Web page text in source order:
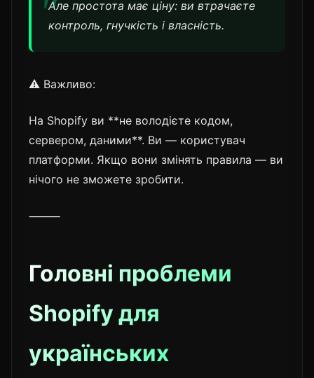
Але простота має ціну: ви втрачаєте
контроль, гнучкість і власність.
⚠️ Важливо:
На Shopify ви **не володієте кодом,
сервером, даними**. Ви — користувач
платформи. Якщо вони змінять правила — ви
нічого не зможете зробити.
⸻
Головні проблеми
Shopify для
українських